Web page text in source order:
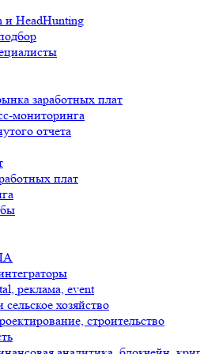
и HeadHunting
заработных плат
мониторинга
отчета
плат
реклама, event
хозяйство
строительство